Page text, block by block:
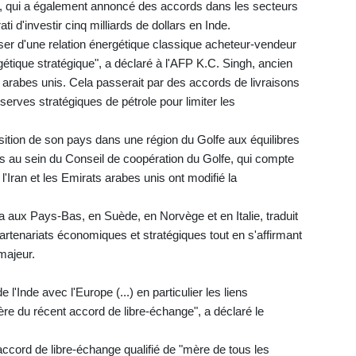
a également annoncé des accords dans les secteurs
d'investir cinq milliards de dollars en Inde.
d'une relation énergétique classique acheteur-vendeur
stratégique", a déclaré à l'AFP K.C. Singh, ancien
unis. Cela passerait par des accords de livraisons
stratégiques de pétrole pour limiter les
de son pays dans une région du Golfe aux équilibres
au sein du Conseil de coopération du Golfe, qui compte
et les Emirats arabes unis ont modifié la
Pays-Bas, en Suède, en Norvège et en Italie, traduit
économiques et stratégiques tout en s'affirmant
l'Inde avec l'Europe (...) en particulier les liens
du récent accord de libre-échange", a déclaré le
de libre-échange qualifié de "mère de tous les